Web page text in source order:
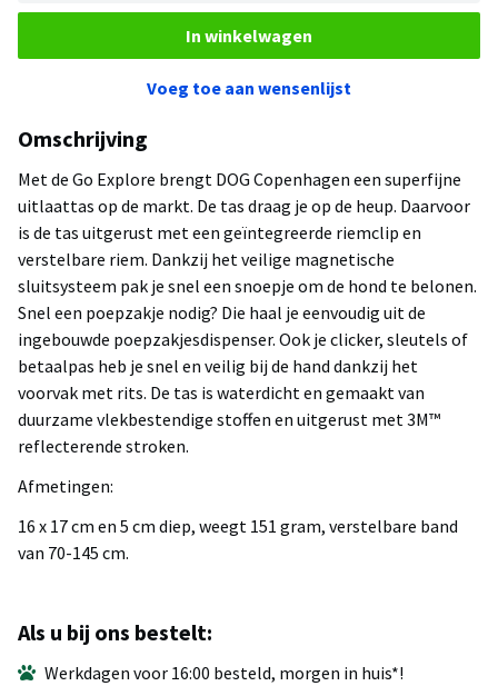
In winkelwagen
Voeg toe aan wensenlijst
Omschrijving
Met de Go Explore brengt DOG Copenhagen een superfijne
uitlaattas op de markt. De tas draag je op de heup. Daarvoor
is de tas uitgerust met een geïntegreerde riemclip en
verstelbare riem. Dankzij het veilige magnetische
sluitsysteem pak je snel een snoepje om de hond te belonen.
Snel een poepzakje nodig? Die haal je eenvoudig uit de
ingebouwde poepzakjesdispenser. Ook je clicker, sleutels of
betaalpas heb je snel en veilig bij de hand dankzij het
voorvak met rits. De tas is waterdicht en gemaakt van
duurzame vlekbestendige stoffen en uitgerust met 3M™
reflecterende stroken.
Afmetingen:
16 x 17 cm en 5 cm diep, weegt 151 gram, verstelbare band
van 70-145 cm.
Als u bij ons bestelt:
Werkdagen voor 16:00 besteld, morgen in huis*!